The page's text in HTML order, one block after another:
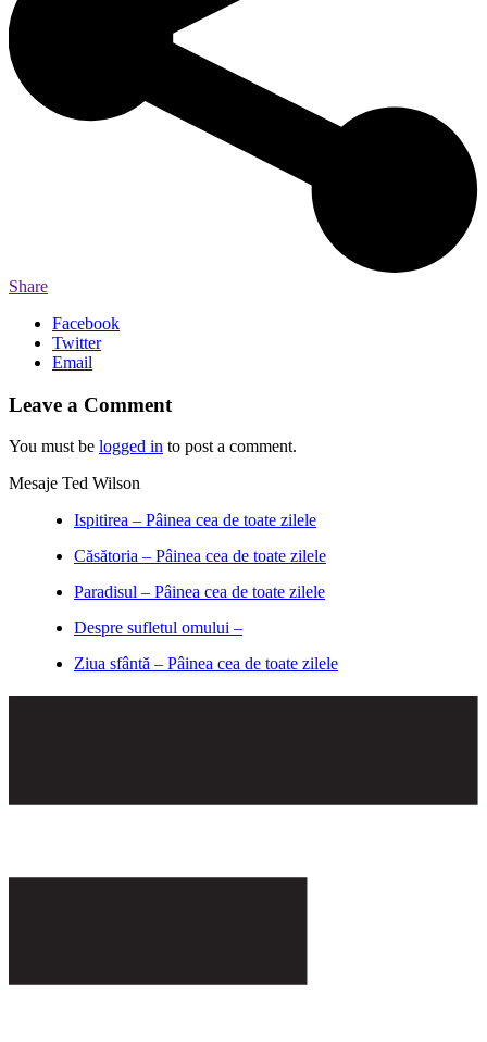
Share
Facebook
Twitter
Email
Leave a Comment
You must be logged in to post a comment.
Mesaje Ted Wilson
Ispitirea – Pâinea cea de toate zilele
Căsătoria – Pâinea cea de toate zilele
Paradisul – Pâinea cea de toate zilele
Despre sufletul omului –
Ziua sfântă – Pâinea cea de toate zilele